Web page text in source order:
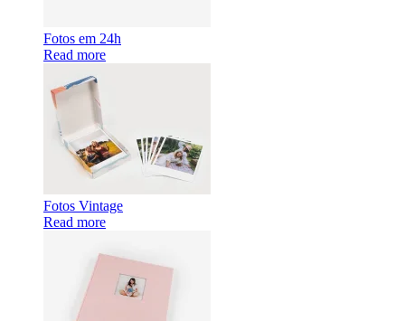
Fotos em 24h
Read more
Fotos Vintage
Read more